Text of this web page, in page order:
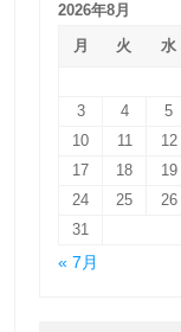
2026年8月
月
火 水
3
4 5
10
11 12
17
18 19
24
25 26
31
« 7月